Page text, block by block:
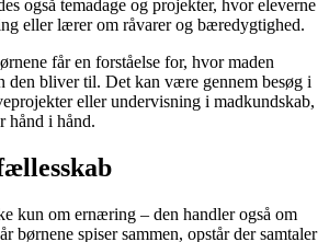
også temadage og projekter, hvor eleverne
eller lærer om råvarer og bæredygtighed.
får en forståelse for, hvor maden
den bliver til. Det kan være gennem besøg i
eller undervisning i madkundskab,
hånd i hånd.
kun om ernæring – den handler også om
børnene spiser sammen, opstår der samtaler